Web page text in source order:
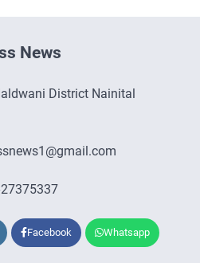
News
District Nainital
Facebook Whatsapp